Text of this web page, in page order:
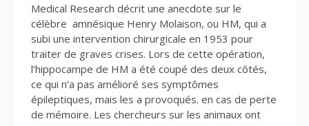
Medical Research décrit une anecdote sur le
célèbre amnésique Henry Molaison, ou HM, qui a
subi une intervention chirurgicale en 1953 pour
traiter de graves crises. Lors de cette opération,
l’hippocampe de HM a été coupé des deux côtés,
ce qui n’a pas amélioré ses symptômes
épileptiques, mais les a provoqués. en cas de perte
de mémoire. Les chercheurs sur les animaux ont